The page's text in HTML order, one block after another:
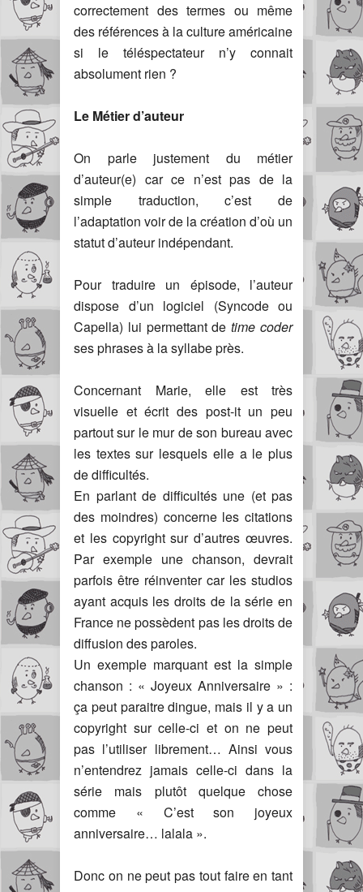
correctement des termes ou même
des références à la culture américaine
si le téléspectateur n’y connait
absolument rien ?
Le Métier d’auteur
On parle justement du métier
d’auteur(e) car ce n’est pas de la
simple traduction, c’est de
l’adaptation voir de la création d’où un
statut d’auteur indépendant.
Pour traduire un épisode, l’auteur
dispose d’un logiciel (Syncode ou
Capella) lui permettant detime coder
ses phrases à la syllabe près.
Concernant Marie, elle est très
visuelle et écrit des post-it un peu
partout sur le mur de son bureau avec
les textes sur lesquels elle a le plus
de difficultés.
En parlant de difficultés une (et pas
des moindres) concerne les citations
et les copyright sur d’autres œuvres.
Par exemple une chanson, devrait
parfois être réinventer car les studios
ayant acquis les droits de la série en
France ne possèdent pas les droits de
diffusion des paroles.
Un exemple marquant est la simple
chanson : « Joyeux Anniversaire » :
ça peut paraitre dingue, mais il y a un
copyright sur celle-ci et on ne peut
pas l’utiliser librement… Ainsi vous
n’entendrez jamais celle-ci dans la
série mais plutôt quelque chose
comme « C’est son joyeux
anniversaire… lalala ».
Donc on ne peut pas tout faire en tant